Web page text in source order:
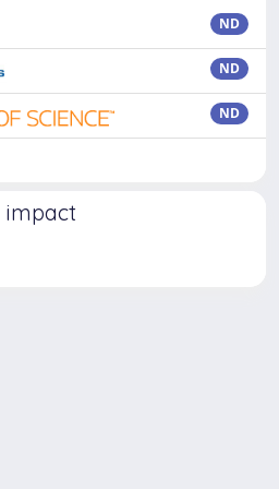
ND
ND
ND
impact